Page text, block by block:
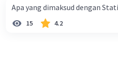
Apa yang dimaksud dengan
15 4.2